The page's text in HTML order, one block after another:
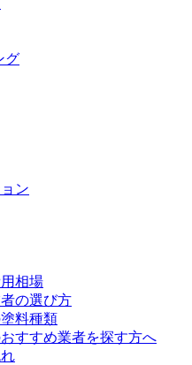
グ
ン
相場
の選び方
料種類
すすめ業者を探す方へ